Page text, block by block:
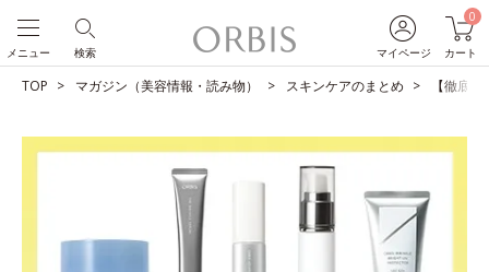
マイページ
0
カート
検索
メニュー
TOP マガジン（美容情報・読み物） スキンケアのまとめ 【徹底